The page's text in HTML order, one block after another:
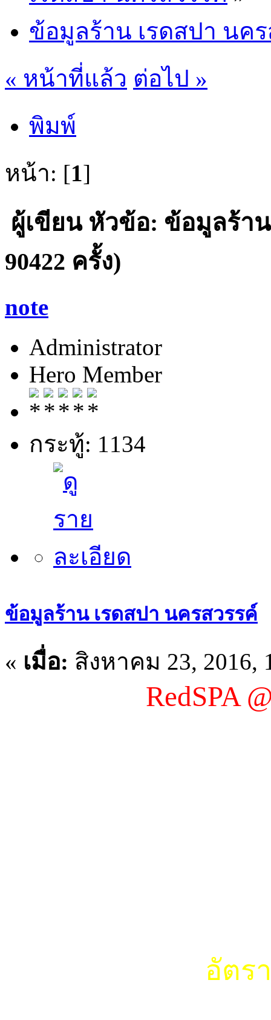
ข้อมูลร้าน เรดสปา นค
« หน้าที่แล้ว ต่อไป »
พิมพ์
หน้า: [1]
ผู้เขียนหัวข้อ: ข้อมูลร้า
90422 ครั้ง)
note
Administrator
Hero Member
กระทู้: 1134
ข้อมูลร้าน เรดสปา นครสวรรค์
« เมื่อ: สิงหาคม 23, 2016,
RedSPA
อัตร